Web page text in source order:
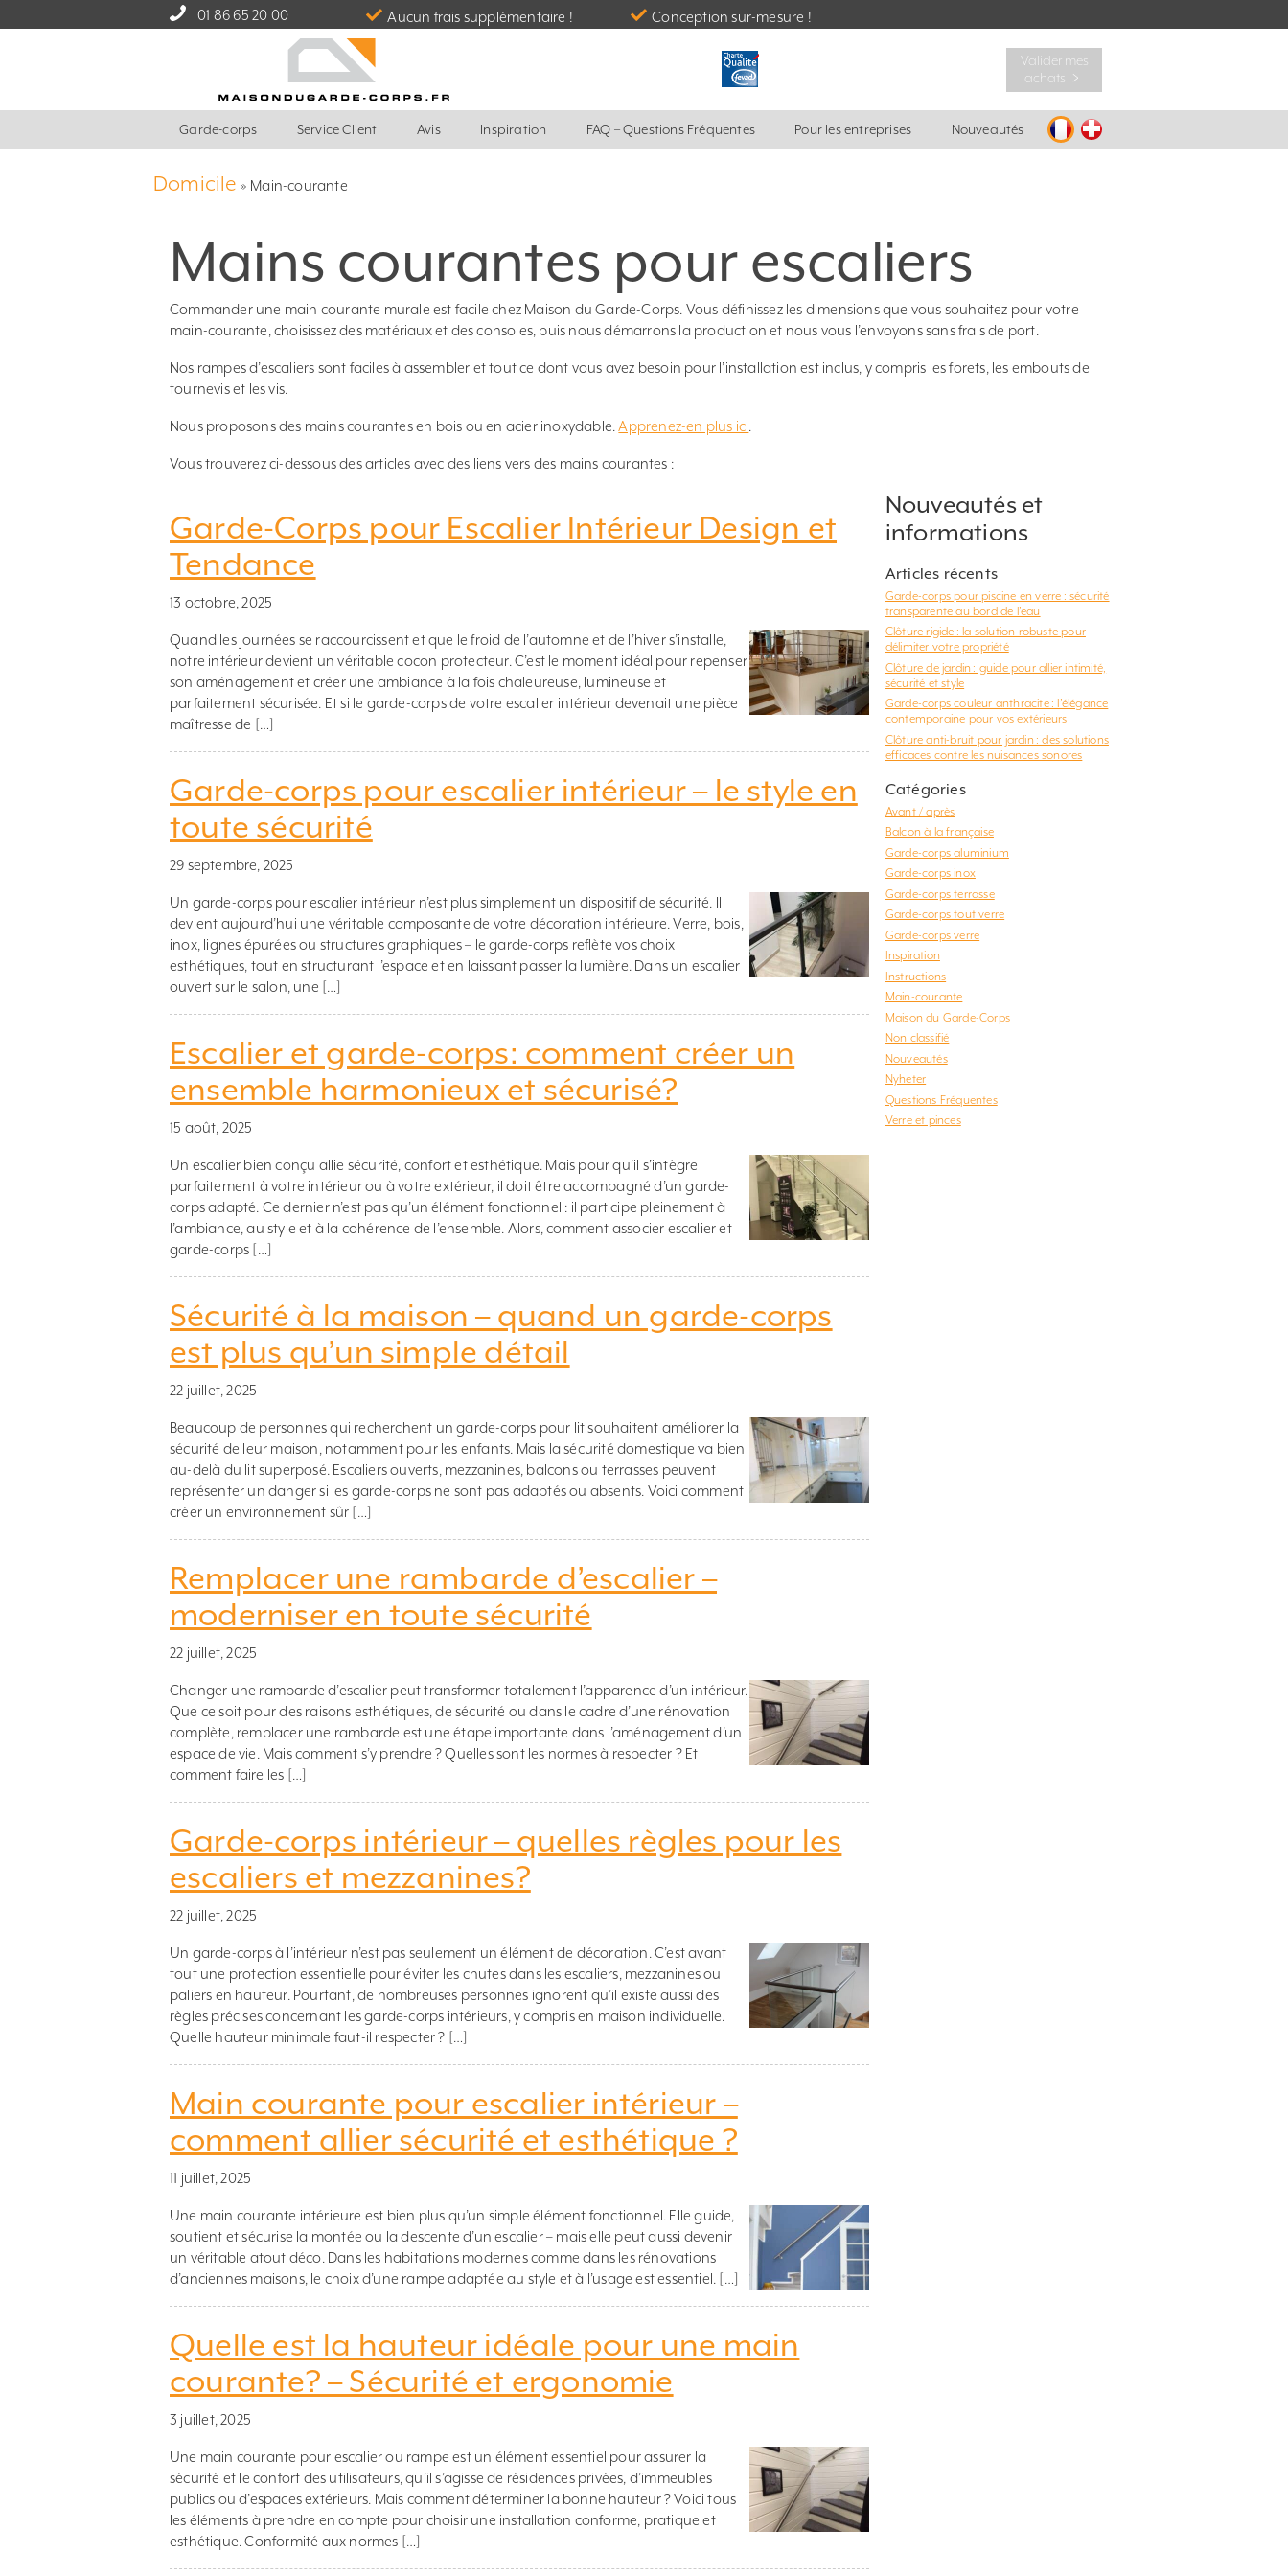
01 86 65 20 00 Aucun frais supplémentaire ! Conception sur-mesure !
Valider mes
achats ﹥
Garde-corps Service Client Avis Inspiration FAQ – Questions Fréquentes Pour les entreprises Nouveautés
Domicile » Main-courante
Mains courantes pour escaliers
Commander une main courante murale est facile chez Maison du Garde-Corps. Vous définissez les dimensions que vous souhaitez pour votre
main-courante, choisissez des matériaux et des consoles, puis nous démarrons la production et nous vous l’envoyons sans frais de port.
Nos rampes d’escaliers sont faciles à assembler et tout ce dont vous avez besoin pour l’installation est inclus, y compris les forets, les embouts de
tournevis et les vis.
Nous proposons des mains courantes en bois ou en acier inoxydable.Apprenez-en plus ici
Vous trouverez ci-dessous des articles avec des liens vers des mains courantes :
Garde-Corps pour Escalier Intérieur Design et
Tendance
13 octobre, 2025
Quand les journées se raccourcissent et que le froid de l’automne et de l’hiver s’installe,
notre intérieur devient un véritable cocon protecteur. C’est le moment idéal pour repenser
son aménagement et créer une ambiance à la fois chaleureuse, lumineuse et
parfaitement sécurisée. Et si le garde-corps de votre escalier intérieur devenait une pièce
maîtresse de […]
Garde-corps pour escalier intérieur – le style en
toute sécurité
29 septembre, 2025
Un garde-corps pour escalier intérieur n’est plus simplement un dispositif de sécurité. Il
devient aujourd’hui une véritable composante de votre décoration intérieure. Verre, bois,
inox, lignes épurées ou structures graphiques – le garde-corps reflète vos choix
esthétiques, tout en structurant l’espace et en laissant passer la lumière. Dans un escalier
ouvert sur le salon, une […]
Escalier et garde-corps: comment créer un
ensemble harmonieux et sécurisé?
15 août, 2025
Un escalier bien conçu allie sécurité, confort et esthétique. Mais pour qu’il s’intègre
parfaitement à votre intérieur ou à votre extérieur, il doit être accompagné d’un garde-
corps adapté. Ce dernier n’est pas qu’un élément fonctionnel : il participe pleinement à
l’ambiance, au style et à la cohérence de l’ensemble. Alors, comment associer escalier et
garde-corps […]
Sécurité à la maison – quand un garde-corps
est plus qu’un simple détail
22 juillet, 2025
Beaucoup de personnes qui recherchent un garde-corps pour lit souhaitent améliorer la
sécurité de leur maison, notamment pour les enfants. Mais la sécurité domestique va bien
au-delà du lit superposé. Escaliers ouverts, mezzanines, balcons ou terrasses peuvent
représenter un danger si les garde-corps ne sont pas adaptés ou absents. Voici comment
créer un environnement sûr […]
Remplacer une rambarde d’escalier –
moderniser en toute sécurité
22 juillet, 2025
Changer une rambarde d’escalier peut transformer totalement l’apparence d’un intérieur.
Que ce soit pour des raisons esthétiques, de sécurité ou dans le cadre d’une rénovation
complète, remplacer une rambarde est une étape importante dans l’aménagement d’un
espace de vie. Mais comment s’y prendre ? Quelles sont les normes à respecter ? Et
comment faire les […]
Garde-corps intérieur – quelles règles pour les
escaliers et mezzanines?
22 juillet, 2025
Un garde-corps à l’intérieur n’est pas seulement un élément de décoration. C’est avant
tout une protection essentielle pour éviter les chutes dans les escaliers, mezzanines ou
paliers en hauteur. Pourtant, de nombreuses personnes ignorent qu’il existe aussi des
règles précises concernant les garde-corps intérieurs, y compris en maison individuelle.
Quelle hauteur minimale faut-il respecter ? […]
Main courante pour escalier intérieur –
comment allier sécurité et esthétique ?
11 juillet, 2025
Une main courante intérieure est bien plus qu’un simple élément fonctionnel. Elle guide,
soutient et sécurise la montée ou la descente d’un escalier – mais elle peut aussi devenir
un véritable atout déco. Dans les habitations modernes comme dans les rénovations
d’anciennes maisons, le choix d’une rampe adaptée au style et à l’usage est essentiel. […]
Quelle est la hauteur idéale pour une main
courante? – Sécurité et ergonomie
3 juillet, 2025
Une main courante pour escalier ou rampe est un élément essentiel pour assurer la
sécurité et le confort des utilisateurs, qu’il s’agisse de résidences privées, d’immeubles
publics ou d’espaces extérieurs. Mais comment déterminer la bonne hauteur ? Voici tous
les éléments à prendre en compte pour choisir une installation conforme, pratique et
esthétique. Conformité aux normes […]
Nouveautés et
informations
Articles récents
Garde-corps pour piscine en verre : sécurité
transparente au bord de l’eau
Clôture rigide : la solution robuste pour
délimiter votre propriété
Clôture de jardin : guide pour allier intimité,
sécurité et style
Garde-corps couleur anthracite : l’élégance
contemporaine pour vos extérieurs
Clôture anti-bruit pour jardin : des solutions
efficaces contre les nuisances sonores
Catégories
Avant / après
Balcon à la française
Garde-corps aluminium
Garde-corps inox
Garde-corps terrasse
Garde-corps tout verre
Garde-corps verre
Inspiration
Instructions
Main-courante
Maison du Garde-Corps
Non classifié
Nouveautés
Nyheter
Questions Fréquentes
Verre et pinces